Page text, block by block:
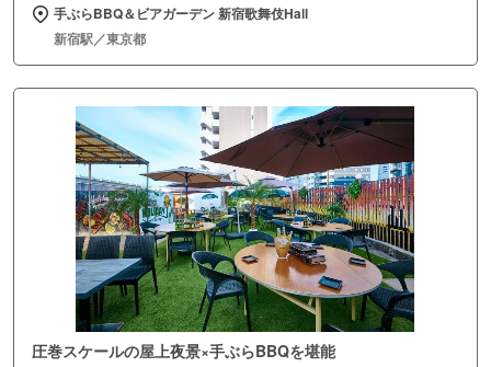
手ぶらBBQ＆ビアガーデン 新宿歌舞伎Hall
新宿駅／東京都
圧巻スケールの屋上夜景×手ぶらBBQを堪能